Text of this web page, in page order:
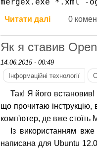
Читати далі про0
Як я ставив
14.06.2015 - 00:49
Інформаційні технології
Так! Я його
що прочитаю інструкцію,
комп'ютер, де вже стоїть
Із використанням
написана для Ubuntu